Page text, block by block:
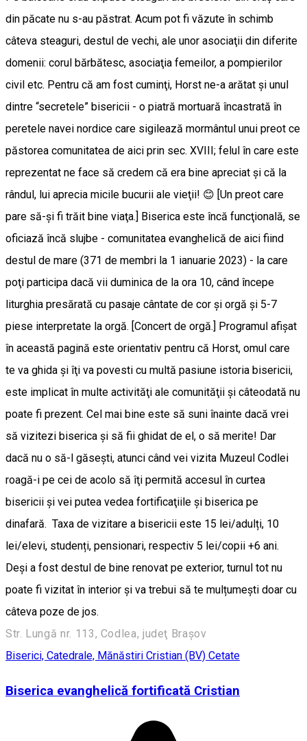
Str. Lungă nr. 113, Codlea, judeţ Braşov
Biserici, Catedrale, Mănăstiri Cristian (BV) Cetate
Biserica evanghelică fortificată Cristian